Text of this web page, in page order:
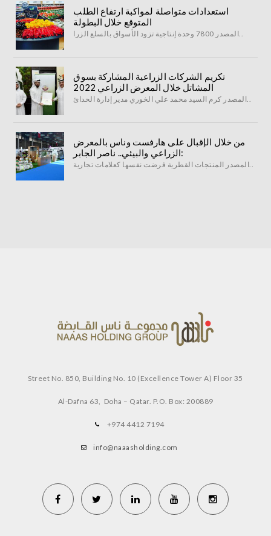
استعدادات متواصلة لمواكبة ارتفاع الطلب
المتوقع خلال البطولة
تكريم الشركات الزراعية المشاركة بسوق
المشاتل خلال المعرض الزراعي 2022
من خلال الإقبال على هارفست وناس بالمعرض
الزراعي والبيئي.. ناصر الجابر:
Street No. 850, Building No. 10 (Excellence Tower A) Floor 35
Al-Dafna 63, Doha – Qatar. P.O. Box: 200889
+974 4412 7194
info@naaasholding.com